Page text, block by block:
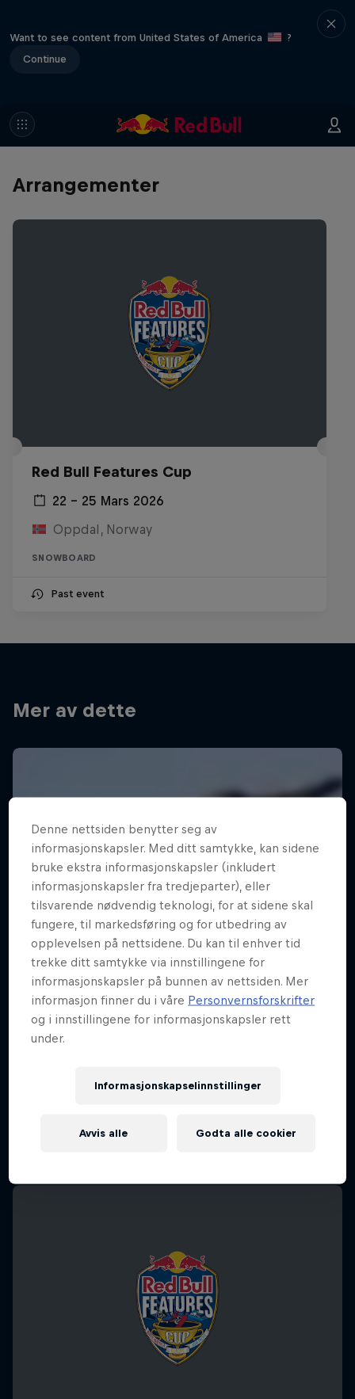
Want to see content from United States of America
?
Continue
Arrangementer
Red Bull Features Cup
22 – 25 Mars 2026
Oppdal, Norway
SNOWBOARD
Past event
Mer av dette
Denne nettsiden benytter seg av
informasjonskapsler. Med ditt samtykke, kan sidene
bruke ekstra informasjonskapsler (inkludert
informasjonskapsler fra tredjeparter), eller
tilsvarende nødvendig teknologi, for at sidene skal
fungere, til markedsføring og for utbedring av
opplevelsen på nettsidene. Du kan til enhver tid
trekke ditt samtykke via innstillingene for
informasjonskapsler på bunnen av nettsiden. Mer
informasjon finner du i våre Personvernsforskrifter
og i innstillingene for informasjonskapsler rett
under.
Informasjonskapselinnstillinger
Avvis alle Godta alle cookier